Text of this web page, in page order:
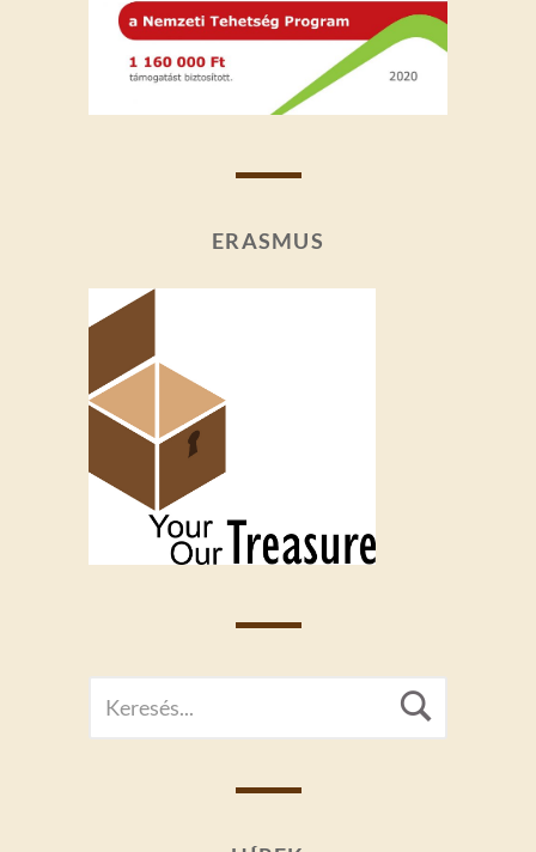
ERASMUS
FOR: